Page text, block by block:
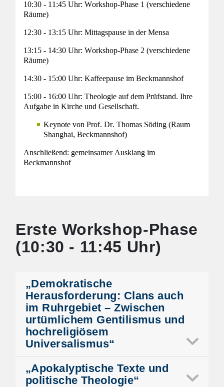
10:30 - 11:45 Uhr: Workshop-Phase 1 (verschiedene
Räume)
12:30 - 13:15 Uhr: Mittagspause in der Mensa
13:15 - 14:30 Uhr: Workshop-Phase 2 (verschiedene
Räume)
14:30 - 15:00 Uhr: Kaffeepause im Beckmannshof
15:00 - 16:00 Uhr: Theologie auf dem Prüfstand. Ihre
Aufgabe in Kirche und Gesellschaft.
Keynote von Prof. Dr. Thomas Söding (Raum
Shanghai, Beckmannshof)
Anschließend: gemeinsamer Ausklang im
Beckmannshof
Erste Workshop-Phase
(10:30 - 11:45 Uhr)
„Demokratische
Herausforderung: Clans auch
im Ruhrgebiet – Zwischen
urtümlichem Gentilismus und
hochreligiösem
Universalismus“
„Apokalyptische Texte und
politische Theologie“